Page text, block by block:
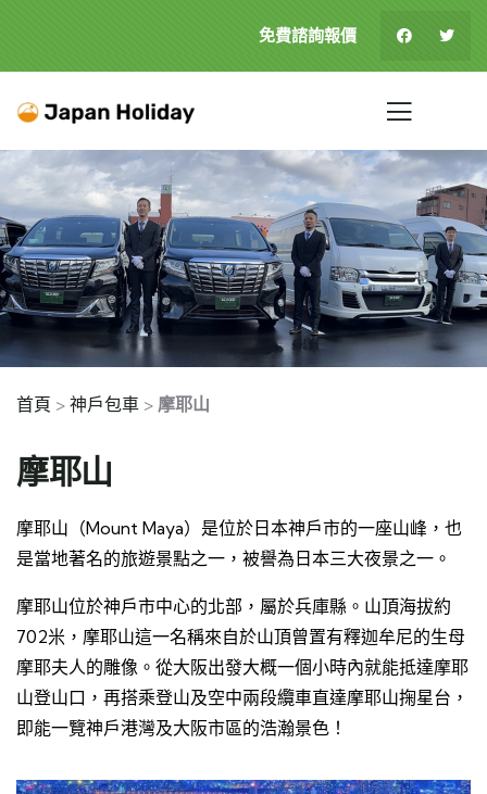
免費諮詢報價
首頁 > 神戶包車 > 摩耶山
摩耶山
摩耶山（Mount Maya）是位於日本神戶市的一座山峰，也
是當地著名的旅遊景點之一，被譽為日本三大夜景之一。
摩耶山位於神戶市中心的北部，屬於兵庫縣。山頂海拔約
702米，摩耶山這一名稱來自於山頂曾置有釋迦牟尼的生母
摩耶夫人的雕像。從大阪出發大概一個小時內就能抵達摩耶
山登山口，再搭乘登山及空中兩段纜車直達摩耶山掬星台，
即能一覽神戶港灣及大阪市區的浩瀚景色！